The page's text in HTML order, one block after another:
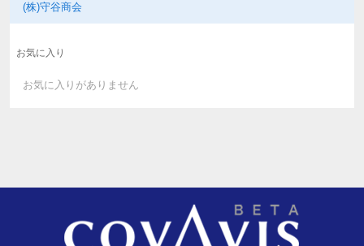
(株)守谷商会
お気に入り
お気に入りがありません